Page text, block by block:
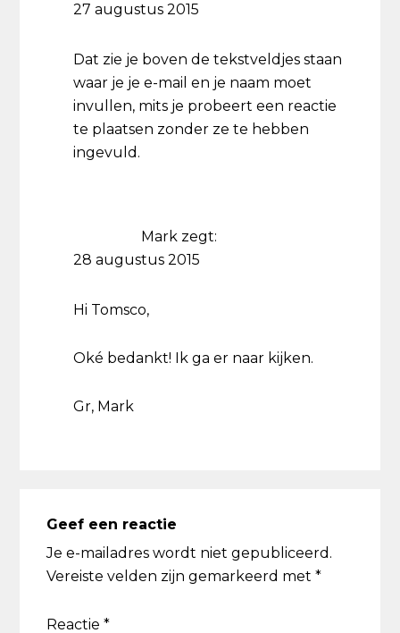
27 augustus 2015
Dat zie je boven de tekstveldjes staan
waar je je e-mail en je naam moet
invullen, mits je probeert een reactie
te plaatsen zonder ze te hebben
ingevuld.
Mark zegt:
28 augustus 2015
Hi Tomsco,
Oké bedankt! Ik ga er naar kijken.
Gr, Mark
Geef een reactie
Je e-mailadres wordt niet gepubliceerd.
Vereiste velden zijn gemarkeerd met*
Reactie*